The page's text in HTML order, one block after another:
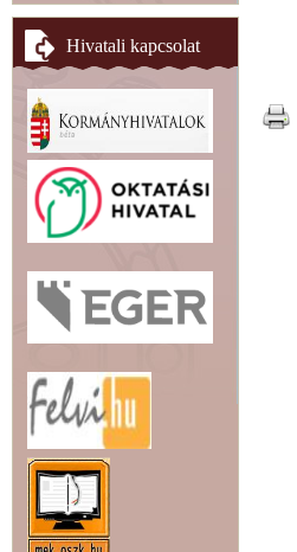
Hivatali kapcsolat